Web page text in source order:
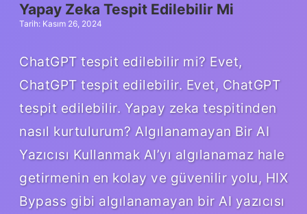
Yapay Zeka Tespit Edilebilir Mi
Tarih: Kasım 26, 2024
ChatGPT tespit edilebilir mi? Evet,
ChatGPT tespit edilebilir. Evet, ChatGPT
tespit edilebilir. Yapay zeka tespitinden
nasıl kurtulurum? Algılanamayan Bir AI
Yazıcısı Kullanmak AI’yı algılanamaz hale
getirmenin en kolay ve güvenilir yolu, HIX
Bypass gibi algılanamayan bir AI yazıcısı